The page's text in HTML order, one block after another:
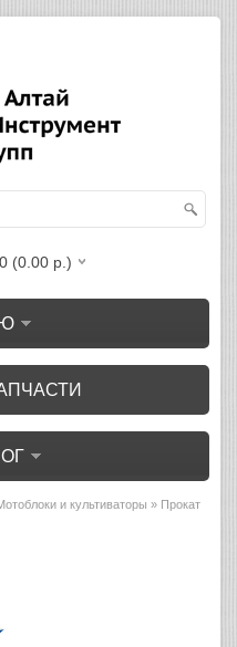
(0.00 р.)
и культиваторы » Прокат